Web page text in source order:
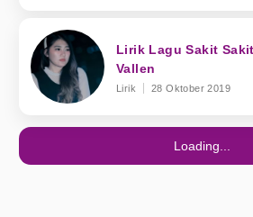
Lirik Lagu Sakit
Vallen
Lirik 28 Oktober 2019
Loading...